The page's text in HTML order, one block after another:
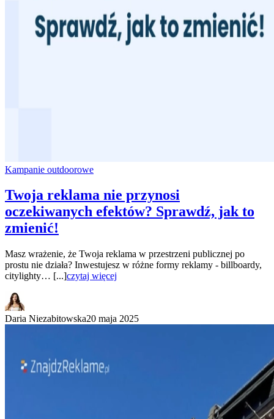
Kampanie outdoorowe
Twoja reklama nie przynosi
oczekiwanych efektów? Sprawdź, jak to
zmienić!
Masz wrażenie, że Twoja reklama w przestrzeni publicznej po
prostu nie działa? Inwestujesz w różne formy reklamy - billboardy,
citylighty… [...]czytaj więcej
Daria Niezabitowska20 maja 2025